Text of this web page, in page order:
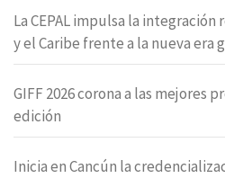
La CEPAL impulsa la
y el Caribe frente a la nueva
GIFF 2026 corona a las mejores
edición
Inicia en Cancún la